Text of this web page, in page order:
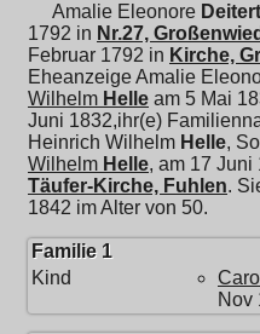
Amalie Eleonore Deitert
1792 in Nr.27,
Februar 1792 in Kirche,
Eheanzeige Amalie
Wilhelm Helle am 5 Mai
Juni 1832,ihr(e)
Heinrich Wilhelm Helle,
Wilhelm Helle, am 17 Juni
Täufer-Kirche, Fuhlen.
1842 im Alter von 50.
Familie 1
Kind
Nov